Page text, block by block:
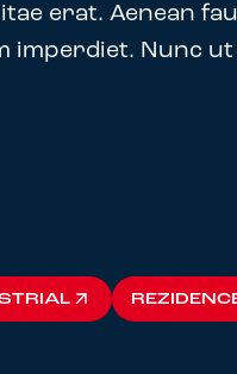
erat. Aenean
Nunc ut